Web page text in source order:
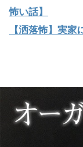
怖い話】
【洒落怖】実